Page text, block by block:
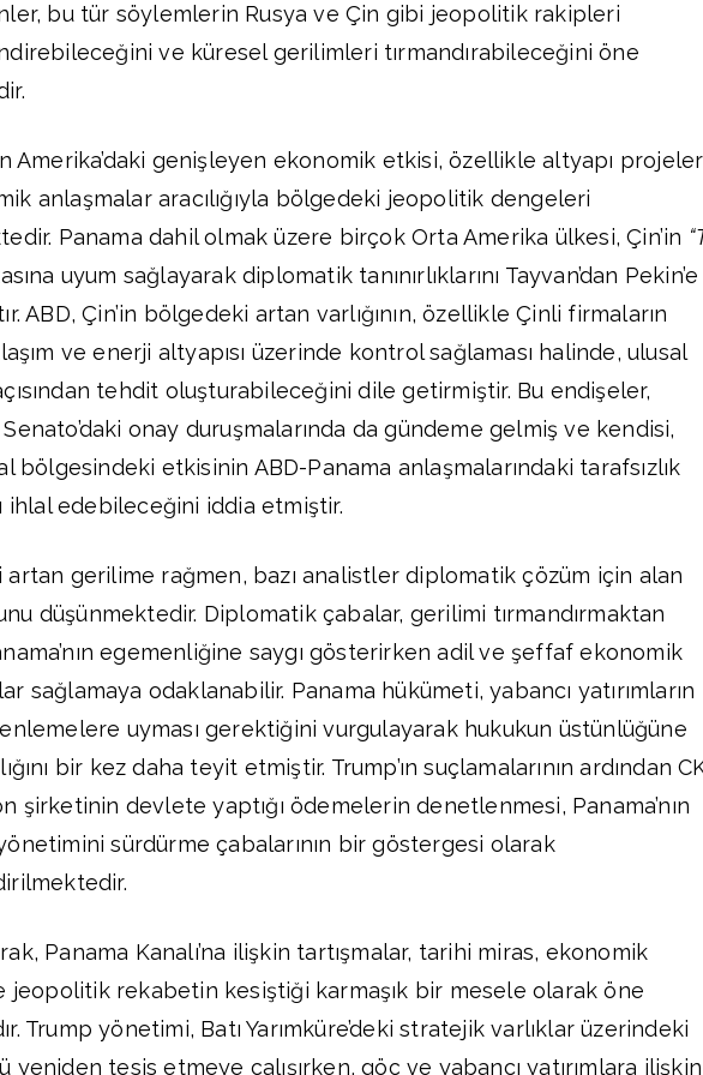
bu tür söylemlerin Rusya ve Çin gibi jeopolitik rakipleri
ve küresel gerilimleri tırmandırabileceğini öne
Amerika’daki genişleyen ekonomik etkisi, özellikle altyapı
anlaşmalar aracılığıyla bölgedeki jeopolitik dengeleri
Panama dahil olmak üzere birçok Orta Amerika ülkesi, Çin’in
uyum sağlayarak diplomatik tanınırlıklarını Tayvan’dan Pekin’e
ABD, Çin’in bölgedeki artan varlığının, özellikle Çinli firmaların
ve enerji altyapısı üzerinde kontrol sağlaması halinde, ulusal
tehdit oluşturabileceğini dile getirmiştir. Bu endişeler,
Senato’daki onay duruşmalarında da gündeme gelmiş ve kendisi,
bölgesindeki etkisinin ABD-Panama anlaşmalarındaki tarafsızlık
ihlal edebileceğini iddia etmiştir.
artan gerilime rağmen, bazı analistler diplomatik çözüm için alan
düşünmektedir. Diplomatik çabalar, gerilimi tırmandırmaktan
egemenliğine saygı gösterirken adil ve şeffaf ekonomik
sağlamaya odaklanabilir. Panama hükümeti, yabancı yatırımların
uyması gerektiğini vurgulayarak hukukun üstünlüğüne
bir kez daha teyit etmiştir. Trump’ın suçlamalarının ardından
şirketinin devlete yaptığı ödemelerin denetlenmesi, Panama’nın
yönetimini sürdürme çabalarının bir göstergesi olarak
Panama Kanalı’na ilişkin tartışmalar, tarihi miras, ekonomik
jeopolitik rekabetin kesiştiği karmaşık bir mesele olarak öne
Trump yönetimi, Batı Yarımküre’deki stratejik varlıklar üzerindeki
yeniden tesis etmeye çalışırken, göç ve yabancı yatırımlara ilişkin